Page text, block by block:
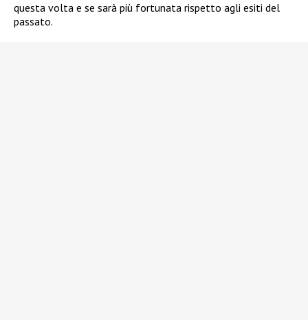
questa volta e se sarà più fortunata rispetto agli esiti del
passato.